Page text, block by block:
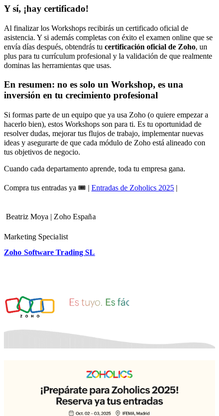
Y sí, ¡hay certificado!
Al finalizar los Workshops recibirás un certificado oficial de
asistencia. Y si además completas con éxito el examen online que se
envía días después, obtendrás tu certificación oficial de Zoho, un
plus para tu currículum profesional y la validación de que realmente
dominas las herramientas que usas.
En resumen: no es solo un Workshop, es una
inversión en tu crecimiento profesional
Si formas parte de un equipo que ya usa Zoho (o quiere empezar a
hacerlo bien), estos Workshops son para ti. Es tu oportunidad de
resolver dudas, mejorar tus flujos de trabajo, implementar nuevas
ideas y asegurarte de que cada módulo de Zoho está alineado con
tus objetivos de negocio.
Cuando cada departamento aprende, toda tu empresa gana.
Compra tus entradas ya 🎟️ | Entradas de Zoholics 2025 |
Beatriz Moya | Zoho España
Marketing Specialist
Zoho Software Trading SL